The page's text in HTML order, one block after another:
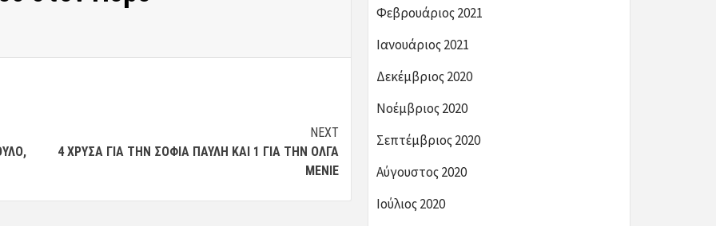
NEXT
4 ΧΡΥΣΆ ΓΙΑ ΤΗΝ ΣΟΦΊΑ ΠΑΥΛΉ ΚΑΙ 1 ΓΙΑ ΤΗΝ ΌΛΓΑ
ΜΕΝΙΈ
Φεβρουάριος 2021
Ιανουάριος 2021
Δεκέμβριος 2020
Νοέμβριος 2020
Σεπτέμβριος 2020
Αύγουστος 2020
Ιούλιος 2020